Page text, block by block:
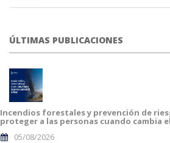
ÚLTIMAS PUBLICACIONES
Incendios forestales y prevención de
proteger a las personas cuando cambia
05/08/2026